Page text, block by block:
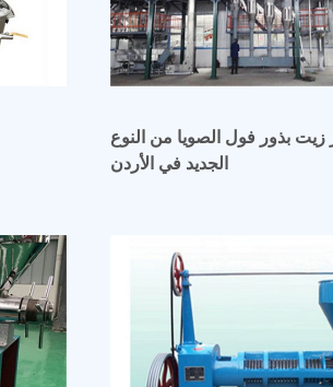
بذور فول الصويا من النوع
الجديد في الأردن